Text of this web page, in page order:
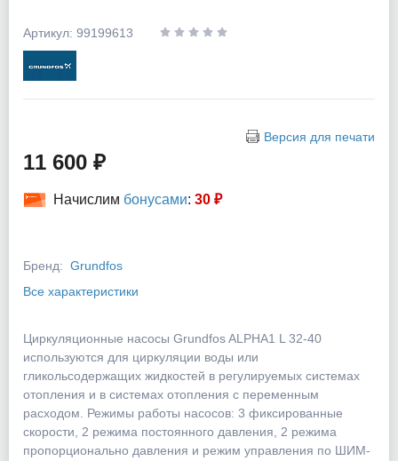
Артикул: 99199613
Версия для печати
11 600 ₽
Начислим бонусами: 30 ₽
Бренд: Grundfos
Все характеристики
Циркуляционные насосы Grundfos ALPHA1 L 32-40
используются для циркуляции воды или
гликольсодержащих жидкостей в регулируемых системах
отопления и в системах отопления с переменным
расходом. Режимы работы насосов: 3 фиксированные
скорости, 2 режима постоянного давления, 2 режима
пропорционально давления и режим управления по ШИМ-